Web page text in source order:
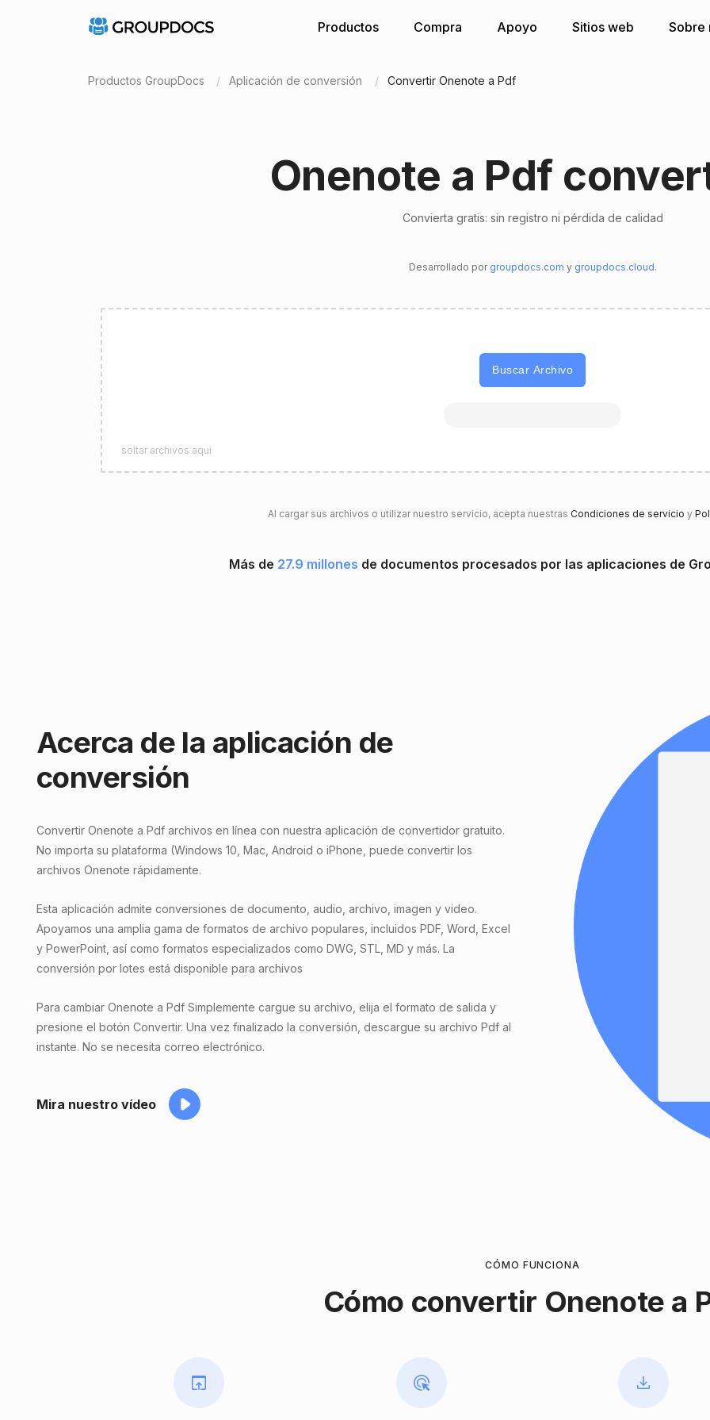
Productos Compra Apoyo Sitios web Sobre
Productos GroupDocs Aplicación de conversión Convertir Onenote a Pdf
Onenote a Pdf
Convierta gratis: sin registro ni pérdida de calidad
Desarrollado por groupdocs.com y groupdocs.cloud.
Buscar Archivo
soltar archivos aquí
Al cargar sus archivos o utilizar nuestro servicio, acepta nuestras Condiciones de servicio y
Más de 27.9 millones de documentos procesados ​​por las aplicaciones de
Acerca de la aplicación de
conversión
Convertir Onenote a Pdf archivos en línea con nuestra aplicación de convertidor gratuito.
No importa su plataforma (Windows 10, Mac, Android o iPhone, puede convertir los
archivos Onenote rápidamente.
Esta aplicación admite conversiones de documento, audio, archivo, imagen y video.
Apoyamos una amplia gama de formatos de archivo populares, incluidos PDF, Word, Excel
y PowerPoint, así como formatos especializados como DWG, STL, MD y más. La
conversión por lotes está disponible para archivos
Para cambiar Onenote a Pdf Simplemente cargue su archivo, elija el formato de salida y
presione el botón Convertir. Una vez finalizado la conversión, descargue su archivo Pdf al
instante. No se necesita correo electrónico.
Mira nuestro vídeo
CÓMO FUNCIONA
Cómo convertir Onenote a